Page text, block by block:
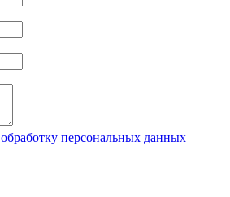
обработку персональных данных